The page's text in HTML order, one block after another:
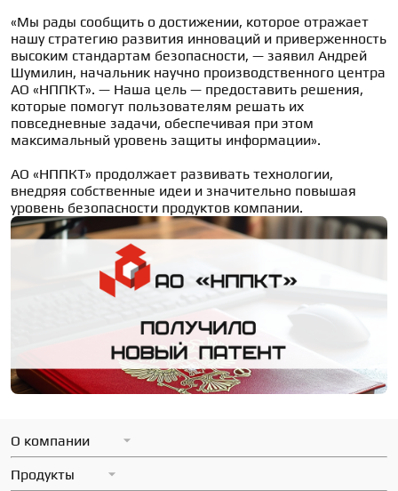
«Мы рады сообщить о достижении, которое отражает
нашу стратегию развития инноваций и приверженность
высоким стандартам безопасности, — заявил Андрей
Шумилин, начальник научно производственного центра
АО «НППКТ». — Наша цель — предоставить решения,
которые помогут пользователям решать их
повседневные задачи, обеспечивая при этом
максимальный уровень защиты информации».
АО «НППКТ» продолжает развивать технологии,
внедряя собственные идеи и значительно повышая
уровень безопасности продуктов компании.
О компании
Продукты